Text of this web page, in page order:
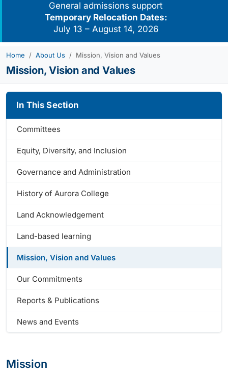
General admissions support
Temporary Relocation Dates:
July 13 – August 14, 2026
Home About Us Mission, Vision and Values
Mission, Vision and Values
In This Section
Committees
Equity, Diversity, and Inclusion
Governance and Administration
History of Aurora College
Land Acknowledgement
Land-based learning
Mission, Vision and Values
Our Commitments
Reports & Publications
News and Events
Mission